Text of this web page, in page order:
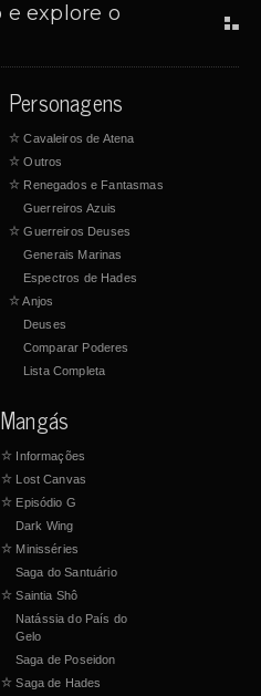
e explore o
Personagens
☆ Cavaleiros de Atena
☆ Outros
☆ Renegados e Fantasmas
Guerreiros Azuis
☆ Guerreiros Deuses
Generais Marinas
Espectros de Hades
☆Anjos
Deuses
Comparar Poderes
Lista Completa
Mangás
☆ Informações
☆ Lost Canvas
☆ Episódio G
Dark Wing
☆ Minisséries
Saga do Santuário
☆ Saintia Shô
Natássia do País do
Gelo
Saga de Poseidon
☆ Saga de Hades